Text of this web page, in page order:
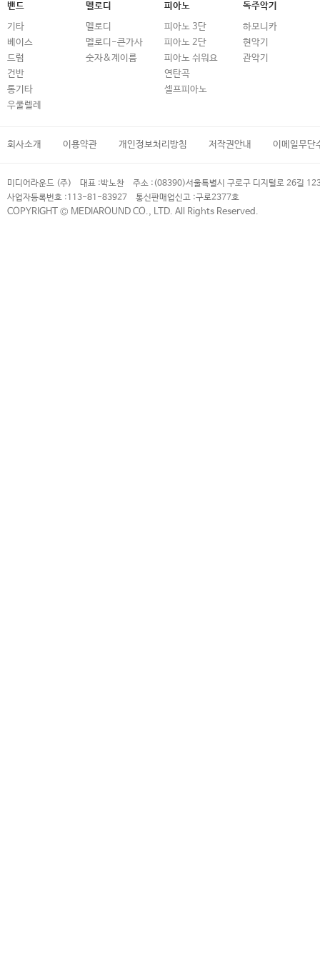
밴드
기타
베이스
드럼
건반
통기타
우쿨렐레
멜로디
멜로디
멜로디-큰가사
숫자&계이름
피아노
피아노 3단
피아노 2단
피아노 쉬워요
연탄곡
셀프피아노
독주악기
하모니카
현악기
관악기
회사소개 이용약관 개인정보처리방침 저작권안내 이메일무단
미디어라운드 (주) 대표 :박노찬 주소 : (08390)서울특별시 구로구 디지털로 26길
사업자등록번호 :113-81-83927 통신판매업신고 :구로2377호
COPYRIGHT © MEDIAROUND CO., LTD. All Rights Reserved.